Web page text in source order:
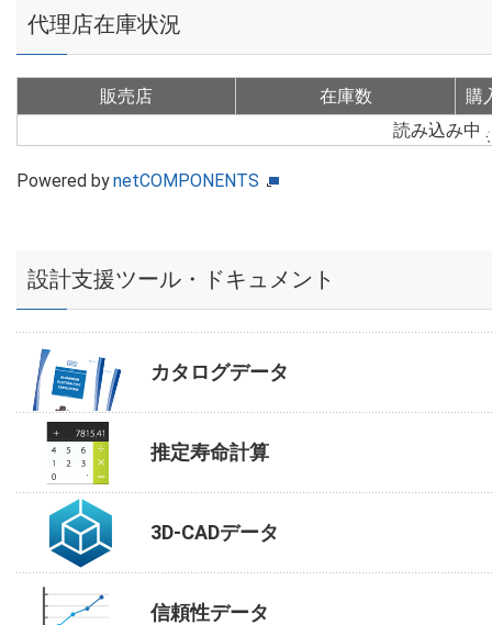
代理店在庫状況
販売店 在庫数
購
読み込み中
Powered bynetCOMPONENTS
設計支援ツール・ドキュメント
カタログデータ
推定寿命計算
3D-CADデータ
信頼性データ